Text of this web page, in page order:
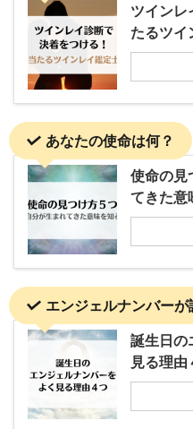
ツインレ
たるツイ
あなたの使命は何？
使命の見
てきた意
エンジェルナンバー
誕生日の
見る理由